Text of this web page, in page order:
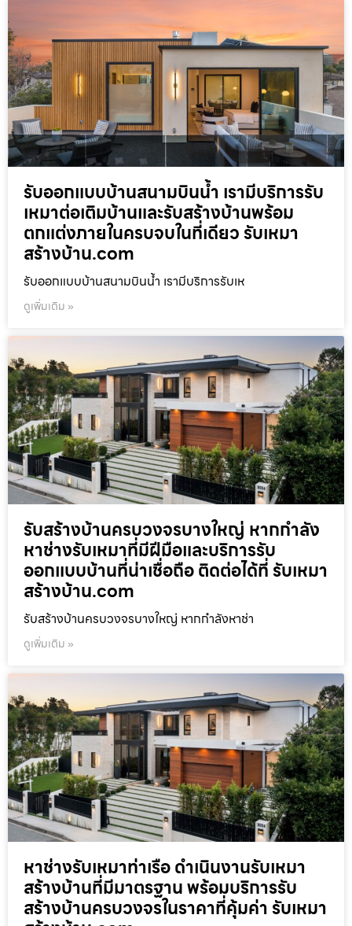
รับออกแบบบ้านสนามบินน้ำ เรามีบริการรับ
เหมาต่อเติมบ้านและรับสร้างบ้านพร้อม
ตกแต่งภายในครบจบในที่เดียว รับเหมา
สร้างบ้าน.com
รับออกแบบบ้านสนามบินน้ำ เรามีบริการรับเห
ดูเพิ่มเติม »
รับสร้างบ้านครบวงจรบางใหญ่ หากกำลัง
หาช่างรับเหมาที่มีฝีมือและบริการรับ
ออกแบบบ้านที่น่าเชื่อถือ ติดต่อได้ที่ รับเหมา
สร้างบ้าน.com
รับสร้างบ้านครบวงจรบางใหญ่ หากกำลังหาช่า
ดูเพิ่มเติม »
หาช่างรับเหมาท่าเรือ ดำเนินงานรับเหมา
สร้างบ้านที่มีมาตรฐาน พร้อมบริการรับ
สร้างบ้านครบวงจรในราคาที่คุ้มค่า รับเหมา